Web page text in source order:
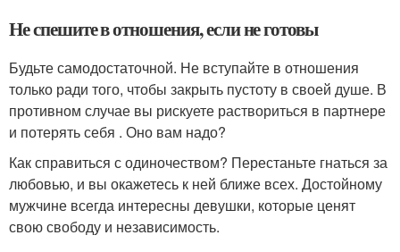
Не спешите в отношения, если не готовы
Будьте самодостаточной. Не вступайте в отношения
только ради того, чтобы закрыть пустоту в своей душе. В
противном случае вы рискуете раствориться в партнере
и потерять себя . Оно вам надо?
Как справиться с одиночеством? Перестаньте гнаться за
любовью, и вы окажетесь к ней ближе всех. Достойному
мужчине всегда интересны девушки, которые ценят
свою свободу и независимость.